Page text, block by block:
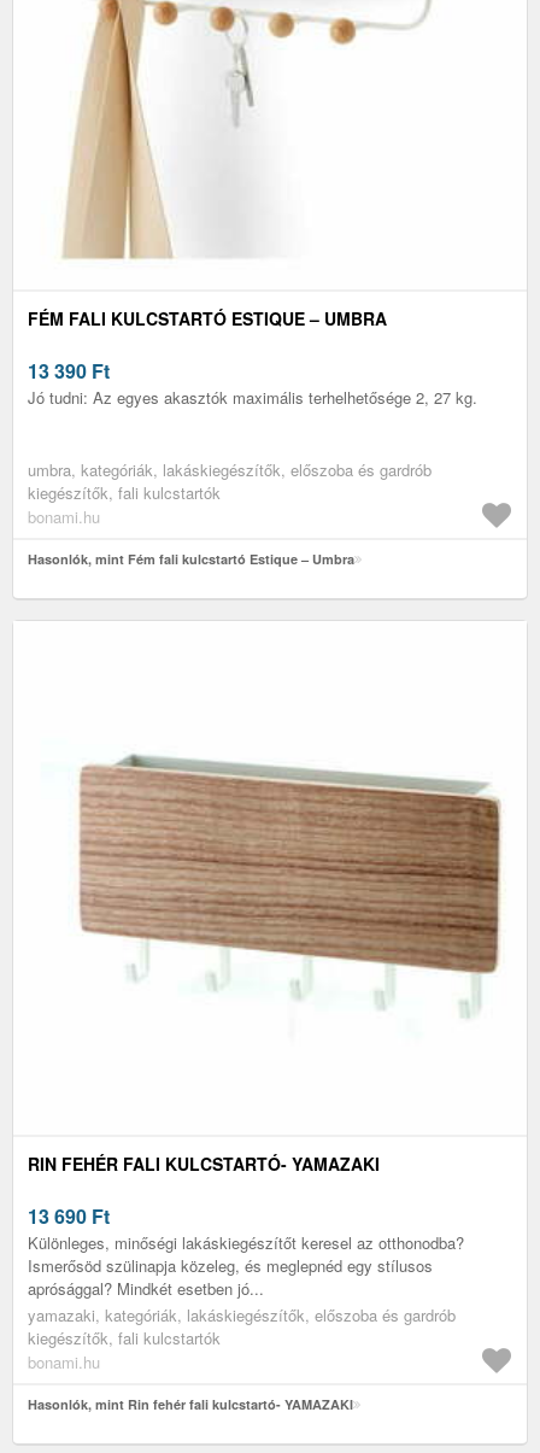
FÉM FALI KULCSTARTÓ ESTIQUE – UMBRA
13 390 Ft
Jó tudni: Az egyes akasztók maximális terhelhetősége 2, 27 kg.
umbra, kategóriák, lakáskiegészítők, előszoba és gardrób
kiegészítők, fali kulcstartók
bonami.hu
Hasonlók, mint Fém fali kulcstartó Estique – Umbra
RIN FEHÉR FALI KULCSTARTÓ- YAMAZAKI
13 690 Ft
Különleges, minőségi lakáskiegészítőt keresel az otthonodba?
Ismerősöd szülinapja közeleg, és meglepnéd egy stílusos
aprósággal? Mindkét esetben jó...
yamazaki, kategóriák, lakáskiegészítők, előszoba és gardrób
kiegészítők, fali kulcstartók
bonami.hu
Hasonlók, mint Rin fehér fali kulcstartó- YAMAZAKI